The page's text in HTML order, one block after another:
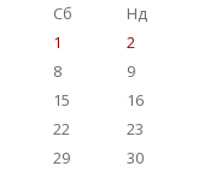
Сб
Нд
1
2
8
9
15
16
22
23
29
30